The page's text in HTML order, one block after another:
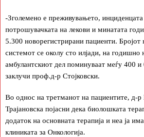
-Зголемено е преживувањето, инциденцата
потрошувачката на лекови и минатата
5.300 новорегистрирани пациенти. Бројот
системот се околу сто илјади, на годишно
амбулантскиот дел поминуваат меѓу 400 и
заклучи проф.д-р Стојковски.
Во однос на третманот на пациентите, д-р
Трајановска појасни дека биолошката
додаток на основната терапија и неа ја
клиниката за Онкологија.